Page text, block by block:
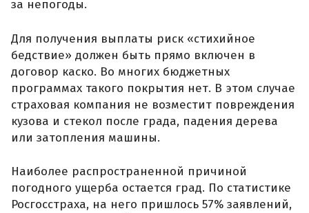
за непогоды.
Для получения выплаты риск «стихийное
бедствие» должен быть прямо включен в
договор каско. Во многих бюджетных
программах такого покрытия нет. В этом случае
страховая компания не возместит повреждения
кузова и стекол после града, падения дерева
или затопления машины.
Наиболее распространенной причиной
погодного ущерба остается град. По статистике
Росгосстраха, на него пришлось 57% заявлений,